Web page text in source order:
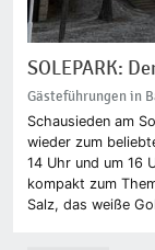
SOLEPARK:
Gästeführungen in
Schausieden am
wieder zum
14 Uhr und um 16
kompakt zum
Salz, das weiße